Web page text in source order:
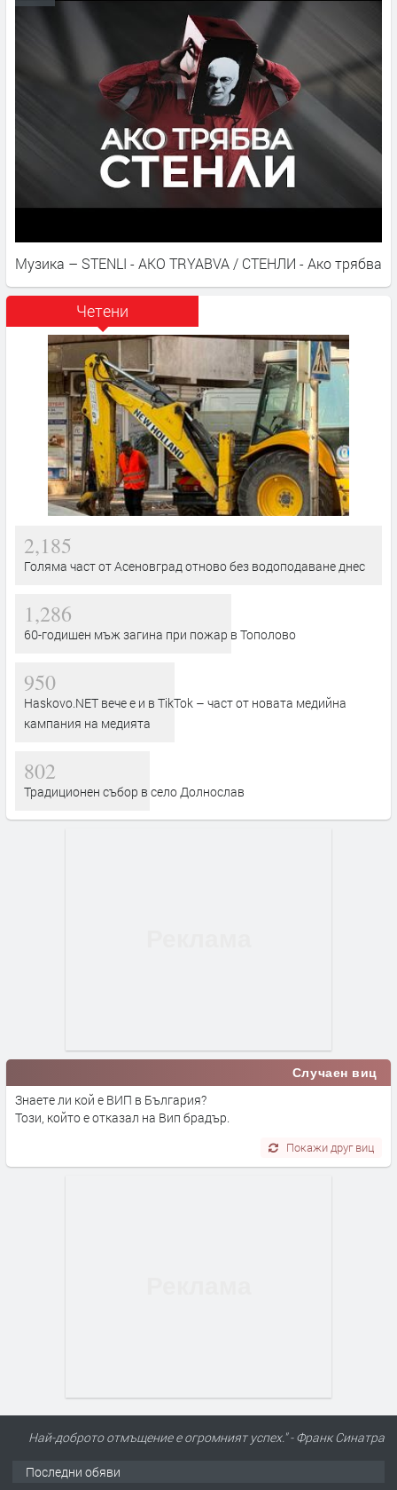
Музика – STENLI - AKO TRYABVA / СТЕНЛИ - Ако трябва
Четени
2,185
Голяма част от Асеновград отново без водоподаване днес
1,286
60-годишен мъж загина при пожар в Тополово
950
Haskovo.NET вече е и в TikTok – част от новата медийна
кампания на медията
802
Традиционен събор в село Долнослав
Случаен виц
Знаете ли кой е ВИП в България?
Този, който е отказал на Вип брадър.
Покажи друг виц
Най-доброто отмъщение е огромният успех." - Франк Синатра
Последни обяви